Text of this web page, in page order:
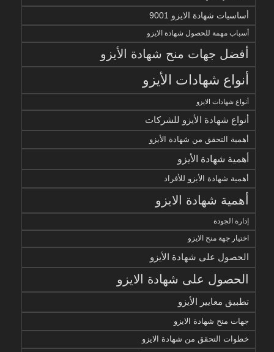
أساسيات شهادة الايزو 9001
أسباب مهمة للحصول شهادة الايزو
أفضل جهات منح شهادة الأيزو
أنواع شهادات الأيزو
أنواع شهادات الايزو
أنواع شهادة الأيزو للشركات
أهمية التحقق من شهادة الأيزو
أهمية شهادة الأيزو
أهمية شهادة الأيزو للأفراد
أهمية شهادة الايزو
إدارة الجودة
اختيار جهة منح الايزو
الحصول على شهادة الأيزو
الحصول على شهادة الايزو
تطبيق معايير الأيزو
جهات منح شهادة الايزو
خطوات التحقق من شهادة الايزو